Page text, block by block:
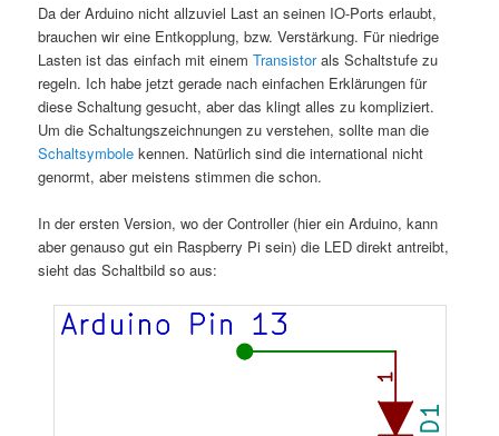
Da der Arduino nicht allzuviel Last an seinen IO-Ports erlaubt,
brauchen wir eine Entkopplung, bzw. Verstärkung. Für niedrige
Lasten ist das einfach mit einemTransistorals Schaltstufe zu
regeln. Ich habe jetzt gerade nach einfachen Erklärungen für
diese Schaltung gesucht, aber das klingt alles zu kompliziert.
Um die Schaltungszeichnungen zu verstehen, sollte man die
Schaltsymbole kennen. Natürlich sind die international nicht
genormt, aber meistens stimmen die schon.
In der ersten Version, wo der Controller (hier ein Arduino, kann
aber genauso gut ein Raspberry Pi sein) die LED direkt antreibt,
sieht das Schaltbild so aus: